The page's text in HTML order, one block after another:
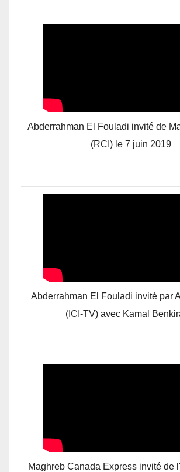
Abderrahman El Fouladi invité de
(RCI) le 7 juin 2019
Abderrahman El Fouladi invité par
(ICI-TV) avec Kamal
Maghreb Canada Express invité de